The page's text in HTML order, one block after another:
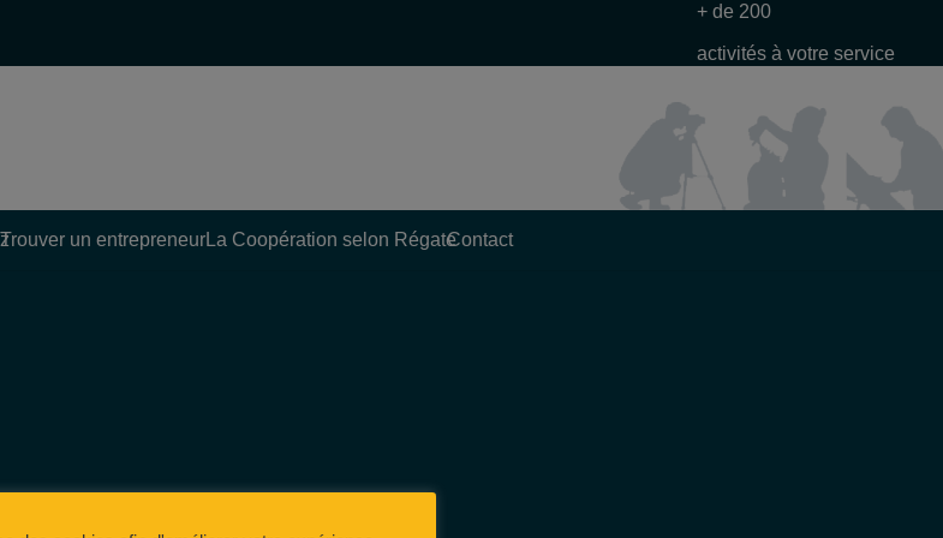
+ de 200
activités à votre service
Trouver un entrepreneurLa Coopération selon RégateContact